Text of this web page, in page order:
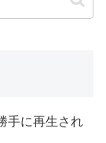
手に再生され